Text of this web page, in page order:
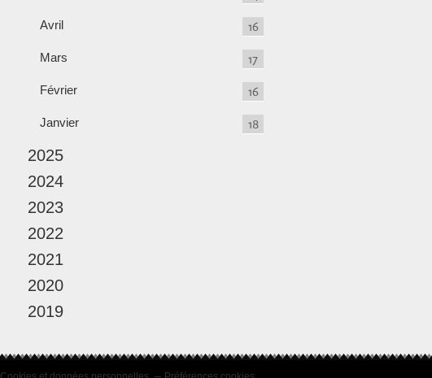
Avril 16
Mars 17
Février 16
Janvier 18
2025
2024
2023
2022
2021
2020
2019